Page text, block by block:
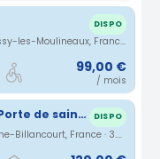
DISPO
99 Boulevard Rodin, 92130 Issy-les-Moulineaux, France · 3.01 km
99,00 €
/ mois
Place parking 12m2 - Porte de saint Cloud - Boulogne-Billancourt DISPO
16 Rue Du Fief, 92100 Boulogne-Billancourt, France · 3.06 km